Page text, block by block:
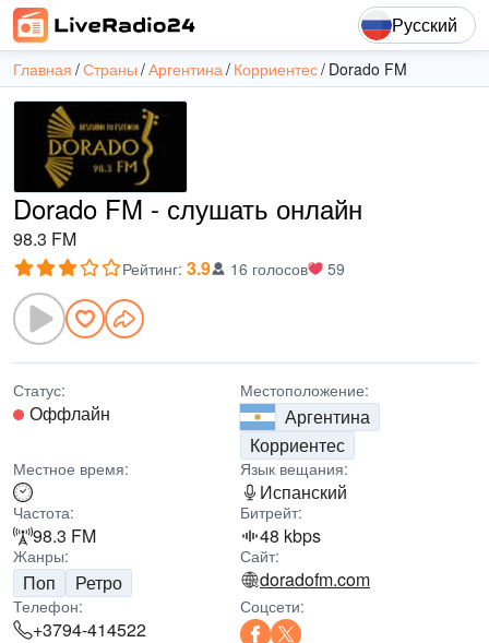
Русский
Главная Страны Аргентина Корриентес Dorado FM
Dorado FM - слушать онлайн
98.3 FM
Рейтинг: 3.9 16 голосов 59
Статус:
Оффлайн
Местоположение:
Аргентина
Корриентес
Местное время: Язык вещания:
Испанский
Частота:
98.3 FM
Битрейт:
48 kbps
Жанры:
Поп Ретро
Сайт:
doradofm.com
Телефон:
+3794-414522
Соцсети: